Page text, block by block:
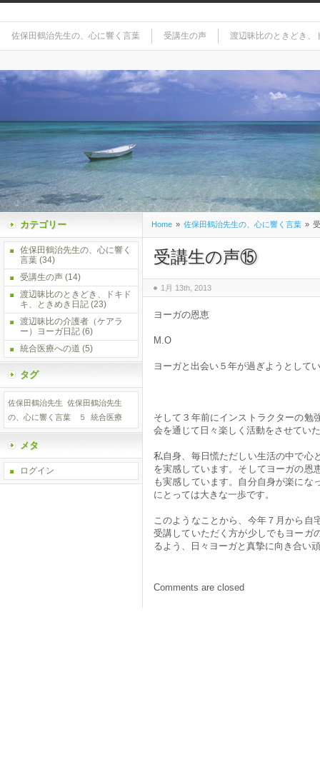
佐保田鶴治先生の、心に響く言葉 受講生の声 渡辺昧比のときどき、
Home » 佐保田鶴治先生の、心に響く言葉 »
受講生の声⑮
1月 13th, 2013
ヨーガの恩恵
M.O
ヨーガと出会い５年が過ぎようとして
そして３年前にインストラクターの勉
会を通じて日々楽しく活動をさせてい
私自身、毎日慌ただしい生活の中で心
を実感しています。そしてヨーガの恩
も実感しています。自分自身が楽にな
にとっては大きな一歩です。
このようなことから、今年７月から自
受講していただく方が少しでもヨーガ
るよう、日々ヨーガと真摯に向き合い
Comments are closed
カテゴリー
佐保田鶴治先生の、心に響く
言葉 (34)
受講生の声 (14)
渡辺昧比のときどき、ドキド
キ、ときめき日記 (23)
渡辺昧比の介護者（ケアラ
ー）ヨーガ日記 (6)
統合医療への道 (5)
タグ
佐保田鶴治先生 佐保田鶴治先生
の、心に響く言葉 ５
統合医療
メタ
ログイン